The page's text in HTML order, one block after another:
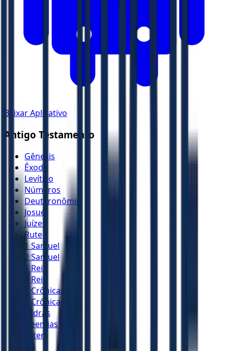
Baixar Aplicativo
Antigo Testamento
Gênesis
Êxodo
Levítico
Números
Deuteronômio
Josué
Juízes
Rute
1 Samuel
2 Samuel
1 Reis
2 Reis
1 Crônicas
2 Crônicas
Esdras
Neemias
Ester